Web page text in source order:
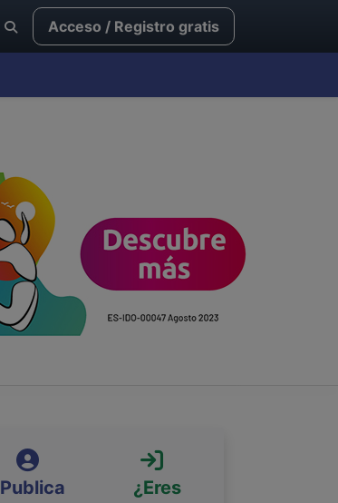
Acceso / Registro gratis
Publica
¿Eres